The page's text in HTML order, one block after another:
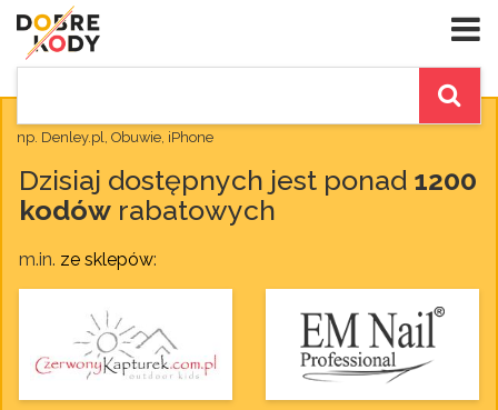
np. Denley.pl, Obuwie, iPhone
Dzisiaj dostępnych jest ponad 1200
kodów rabatowych
m.in. ze sklepów: